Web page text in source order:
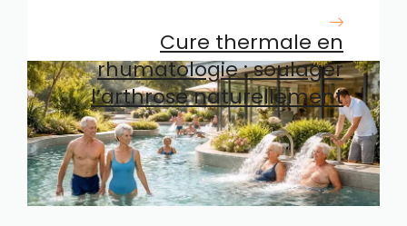
Cure thermale en
rhumatologie : soulager
l’arthrose naturellement